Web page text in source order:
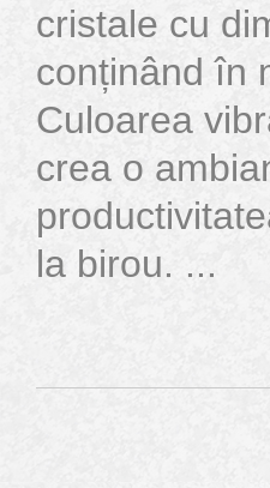
cristale cu
conținând în
Culoarea
crea o
la birou. ...